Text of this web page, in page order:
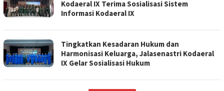
Kodaeral IX Terima Sosialisasi Sistem
Informasi Kodaeral IX
Tingkatkan Kesadaran Hukum dan
Harmonisasi Keluarga, Jalasenastri Kodaeral
IX Gelar Sosialisasi Hukum